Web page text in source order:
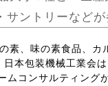
サントリーなど
素、味の素食品、
本包装機械工業会
ムコンサルティングが